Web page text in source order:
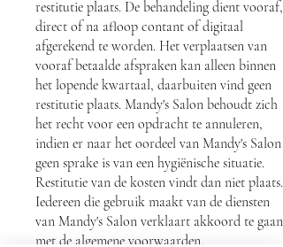
restitutie plaats. De behandeling dient vooraf,
direct of na afloop contant of digitaal
afgerekend te worden. Het verplaatsen van
vooraf betaalde afspraken kan alleen binnen
het lopende kwartaal, daarbuiten vind geen
restitutie plaats. Mandy's Salon behoudt zich
het recht voor een opdracht te annuleren,
indien er naar het oordeel van Mandy's Salon
geen sprake is van een hygiënische situatie.
Restitutie van de kosten vindt dan niet plaats.
Iedereen die gebruik maakt van de diensten
van Mandy's Salon verklaart akkoord te gaan
met de algemene voorwaarden.